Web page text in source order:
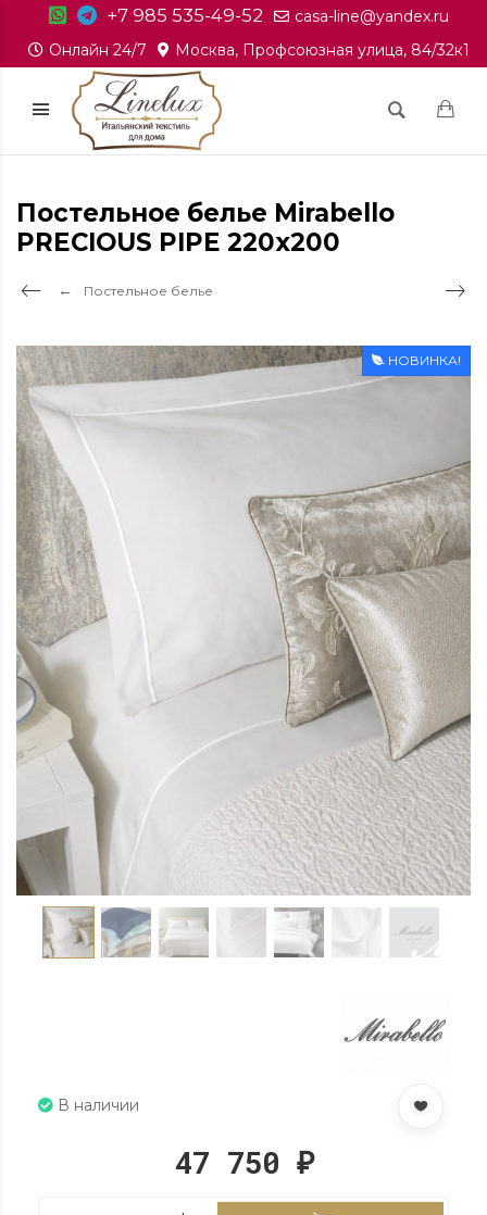
+7 985 535-49-52
casa-line@yandex.ru
Онлайн 24/7
Москва, Профсоюзная улица, 84/32к1
Постельное белье Mirabello
PRECIOUS PIPE 220x200
Постельное белье
НОВИНКА!
В наличии
47 750 ₽